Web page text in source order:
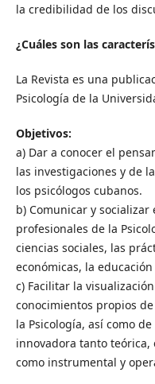
la credibilidad de los
¿Cuáles son las
La Revista es una
Psicología de la
Objetivos:
a) Dar a conocer el
las investigaciones y de
los psicólogos cubanos.
b) Comunicar y
profesionales de la
ciencias sociales, las
económicas, la
c) Facilitar la
conocimientos propios
la Psicología, así como
innovadora tanto
como instrumental y